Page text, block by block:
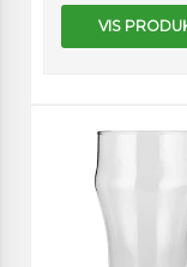
VIS